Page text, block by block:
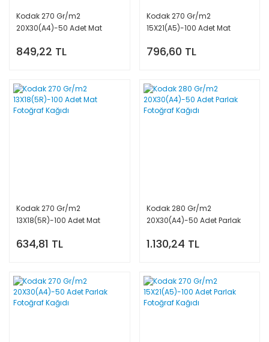
Kodak 270 Gr/m2
20X30(A4)-50 Adet Mat
849,22 TL
Kodak 270 Gr/m2
15X21(A5)-100 Adet Mat
796,60 TL
Kodak 270 Gr/m2
13X18(5R)-100 Adet Mat
634,81 TL
Kodak 280 Gr/m2
20X30(A4)-50 Adet Parlak
1.130,24 TL